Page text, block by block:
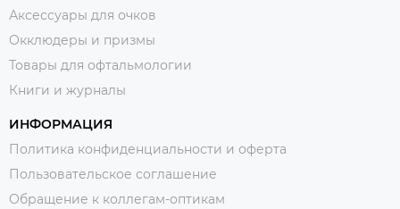
Аксессуары для очков
Окклюдеры и призмы
Товары для офтальмологии
Книги и журналы
ИНФОРМАЦИЯ
Политика конфиденциальности и оферта
Пользовательское соглашение
Обращение к коллегам-оптикам